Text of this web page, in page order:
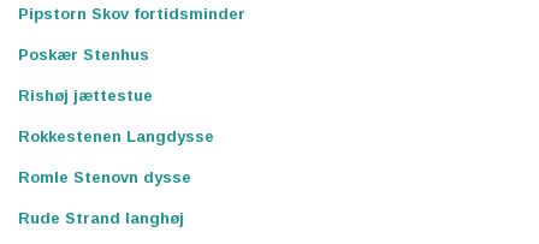
Pipstorn Skov fortidsminder
Poskær Stenhus
Rishøj jættestue
Rokkestenen Langdysse
Romle Stenovn dysse
Rude Strand langhøj